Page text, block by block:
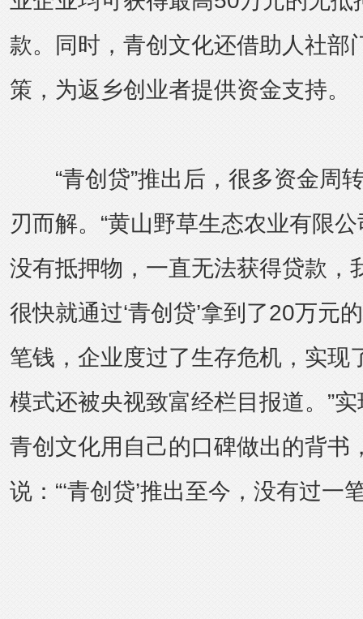
款。同时，青创文化还借助人社部
策，为返乡创业者提供资金支持。
“青创贷”推出后，很多资金周
刃而解。“黄山野草生态农业有限
没有抵押物，一直无法获得贷款，
很快就通过‘青创贷’拿到了20万元
笔钱，企业度过了生存危机，实现
模式还被央视致富经栏目报道。”
青创文化用自己的口碑做出的背书
说：“‘青创贷’推出至今，没有过一